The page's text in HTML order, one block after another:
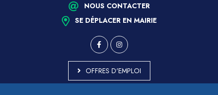
NOUS CONTACTER
SE DÉPLACER EN MAIRIE
OFFRES D'EMPLOI